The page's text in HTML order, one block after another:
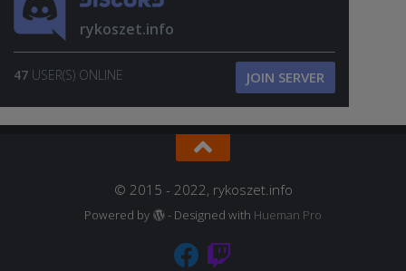
rykoszet.info
47 USER(S) ONLINE JOIN SERVER
© 2015 - 2022, rykoszet.info
Powered by - Designed with Hueman Pro